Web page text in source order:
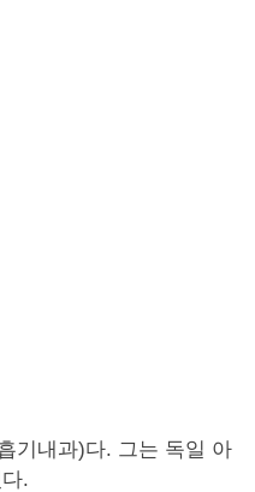
기내과)다. 그는 독일 아
.